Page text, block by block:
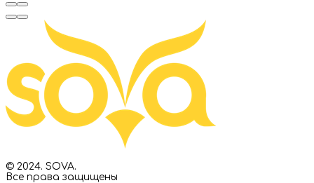
© 2024. SOVA.
Все права защищены